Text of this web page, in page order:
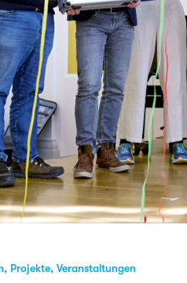
, Projekte, Veranstaltungen